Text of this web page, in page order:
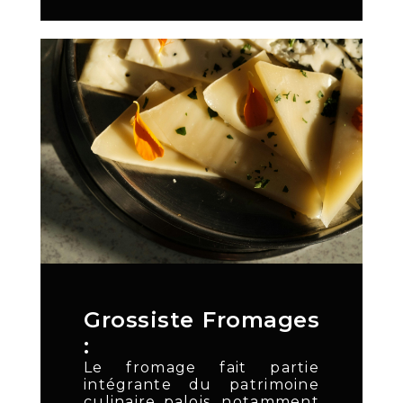
Grossiste Fromages
:
Le fromage fait partie
intégrante du patrimoine